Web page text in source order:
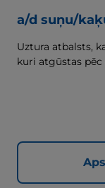
a/d suņu/
Uztura atbalsts,
kuri atgūstas